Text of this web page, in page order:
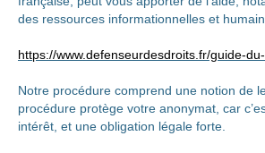
des ressources informationnelles et
https://www.defenseurdesdroits.fr/guide-
Notre procédure comprend une notion de
procédure protège votre anonymat, car
intérêt, et une obligation légale forte.